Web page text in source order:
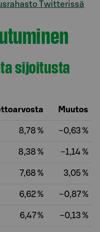
Twitterissä
sijoitusta
Muutos
8,78 % −0,63 %
8,38 % −1,14 %
7,68 % 3,05 %
6,62 % −0,87 %
6,47 % −0,13 %